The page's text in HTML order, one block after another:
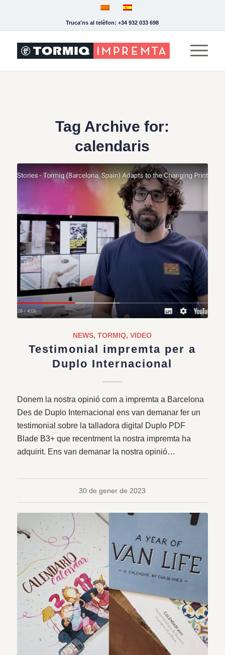
Truca'ns al telèfon: +34 932 033 698
Tag Archive for:
calendaris
NEWS,TORMIQ,VIDEO
Testimonial impremta per a
Duplo Internacional
Donem la nostra opinió com a impremta a Barcelona
Des de Duplo Internacional ens van demanar fer un
testimonial sobre la talladora digital Duplo PDF
Blade B3+ que recentment la nostra impremta ha
adquirit. Ens van demanar la nostra opinió…
30 de gener de 2023